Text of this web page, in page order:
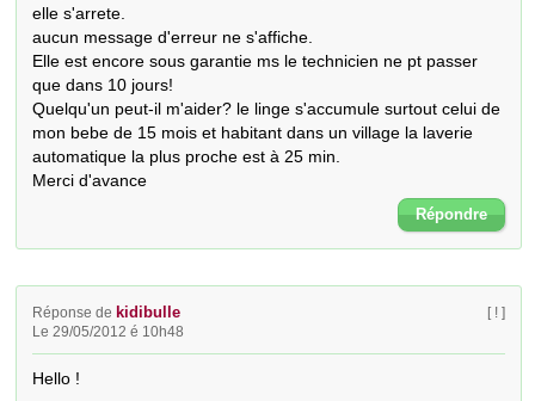
elle s'arrete.
aucun message d'erreur ne s'affiche.
Elle est encore sous garantie ms le technicien ne pt passer
que dans 10 jours!
Quelqu'un peut-il m'aider? le linge s'accumule surtout celui de
mon bebe de 15 mois et habitant dans un village la laverie
automatique la plus proche est à 25 min.
Merci d'avance
Répondre
Réponse de kidibulle
Le 29/05/2012 é 10h48
[ ! ]
Hello !